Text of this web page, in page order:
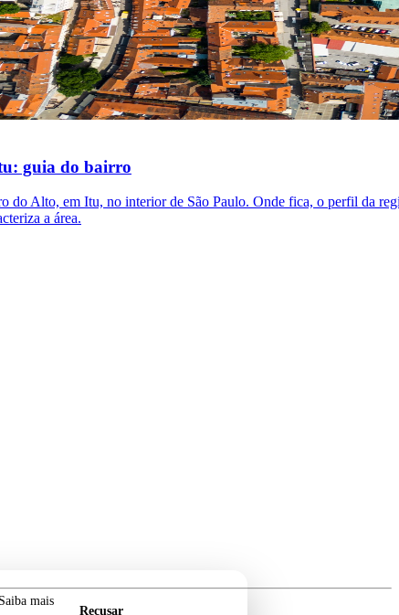
guia do bairro
do Alto, em Itu, no interior de São Paulo. Onde fica, o perfil da
a área.
mais
Recusar